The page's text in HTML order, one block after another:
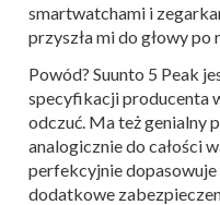
smartwatchami i
przyszła mi do głowy po
Powód? Suunto 5 Peak
specyfikacji producenta
odczuć. Ma też genialny
analogicznie do całości
perfekcyjnie
dodatkowe